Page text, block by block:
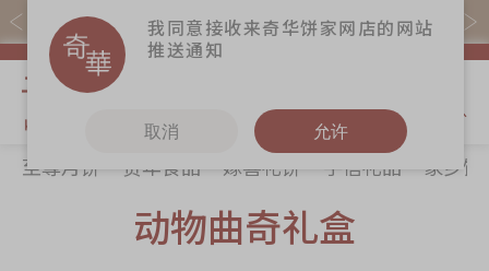
易赏钱会员凭推广码购买现货产品可赚易赏钱($5=1分)
关于奇华 奇华饼食
至尊月饼
更多
奇华Fans
至尊月饼 贺年食品 嫁喜礼饼 手信礼品
家乡饼
动物曲奇礼盒
我同意接收来奇华饼家网店的网站
推送通知
取消 允许